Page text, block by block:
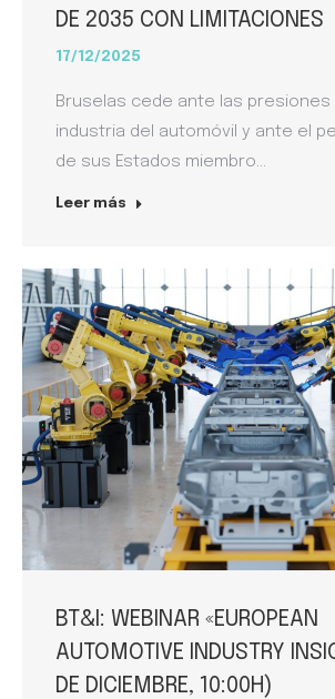
DE 2035 CON LIMITACIONES
17/12/2025
Bruselas cede ante las presiones
industria del automóvil y ante el
de sus Estados miembro…
Leer más
BT&I: WEBINAR «EUROPEAN
AUTOMOTIVE INDUSTRY
DE DICIEMBRE, 10:00H)